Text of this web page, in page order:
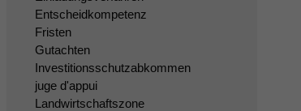
Entscheidkompetenz
Fristen
Gutachten
Investitionsschutzabkommen
juge d'appui
Landwirtschaftszone